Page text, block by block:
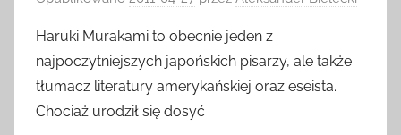
Haruki Murakami to obecnie jeden z
najpoczytniejszych japońskich pisarzy, ale także
tłumacz literatury amerykańskiej oraz eseista.
Chociaż urodził się dosyć